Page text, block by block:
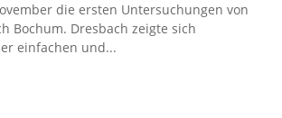
die ersten Untersuchungen von
Bochum. Dresbach zeigte sich
einfachen und...